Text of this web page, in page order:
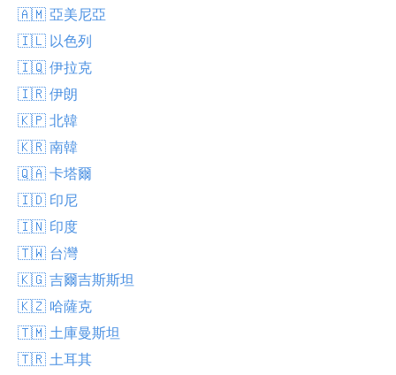
🇦🇲 亞美尼亞
🇮🇱 以色列
🇮🇶 伊拉克
🇮🇷 伊朗
🇰🇵 北韓
🇰🇷 南韓
🇶🇦 卡塔爾
🇮🇩 印尼
🇮🇳 印度
🇹🇼 台灣
🇰🇬 吉爾吉斯斯坦
🇰🇿 哈薩克
🇹🇲 土庫曼斯坦
🇹🇷 土耳其